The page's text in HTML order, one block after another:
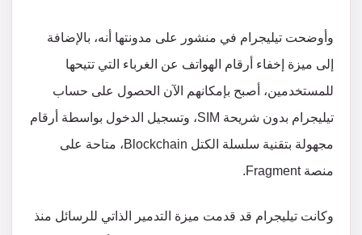
وأوضحت تيليجرام في منشور على مدونتها أنه، بالإضافة
إلى ميزة إخفاء أرقام الهواتف عن الغرباء التي تتيحها
للمستخدمين، أصبح بإمكانهم الآن الحصول على حساب
تيليجرام بدون شريحة SIM، وتسجيل الدخول بواسطة أرقام
مجهولة بتقنية سلسلة الكتل Blockchain، متاحة على
منصة Fragment.
وكانت تيليجرام قد قدمت ميزة التدمير الذاتي للرسائل منذ